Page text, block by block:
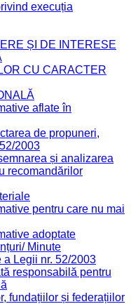
execuția
ȘI DE INTERESE
CU CARACTER
aflate în
de propuneri,
2003
și analizarea
recomandărilor
pentru care nu mai
adoptate
Minute
Legii nr. 52/2003
responsabilă pentru
fundațiilor și federațiilor